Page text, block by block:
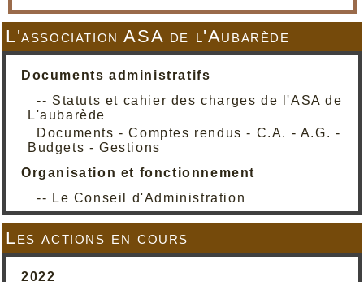
L'association ASA de l'Aubarède
Documents administratifs
-- Statuts et cahier des charges de l'ASA de
L'aubarède
Documents - Comptes rendus - C.A. - A.G. -
Budgets - Gestions
Organisation et fonctionnement
-- Le Conseil d'Administration
Les actions en cours
2022